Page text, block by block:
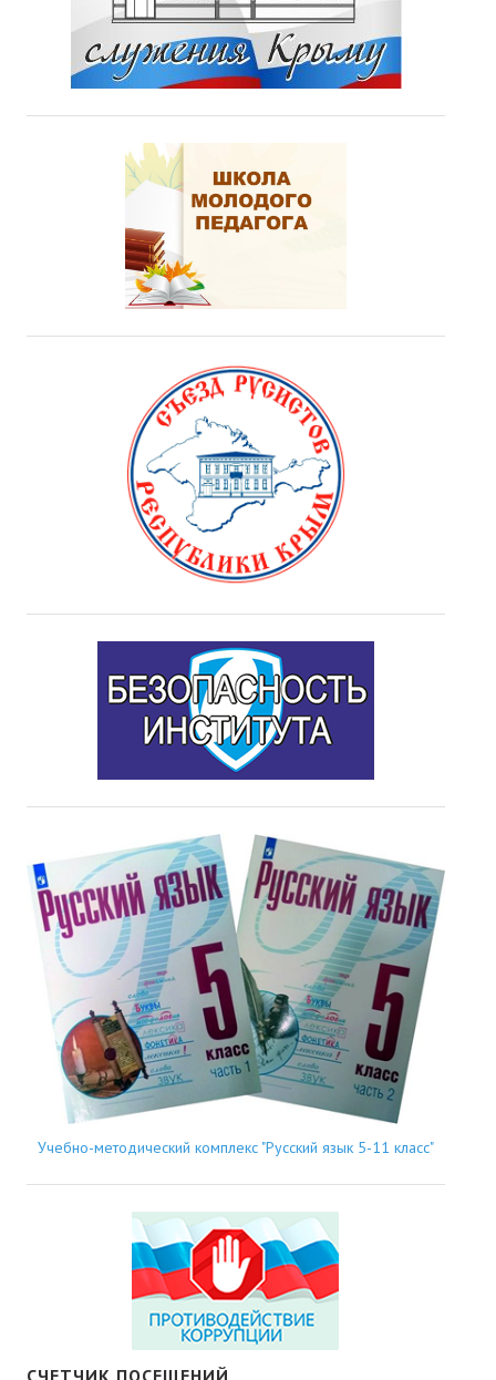
Учебно-методический комплекс "Русский язык 5-11 класс"
СЧЕТЧИК ПОСЕЩЕНИЙ